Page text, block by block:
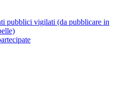
pubblici vigilati (da pubblicare in